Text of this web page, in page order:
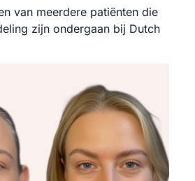
van meerdere patiënten die
zijn ondergaan bij Dutch